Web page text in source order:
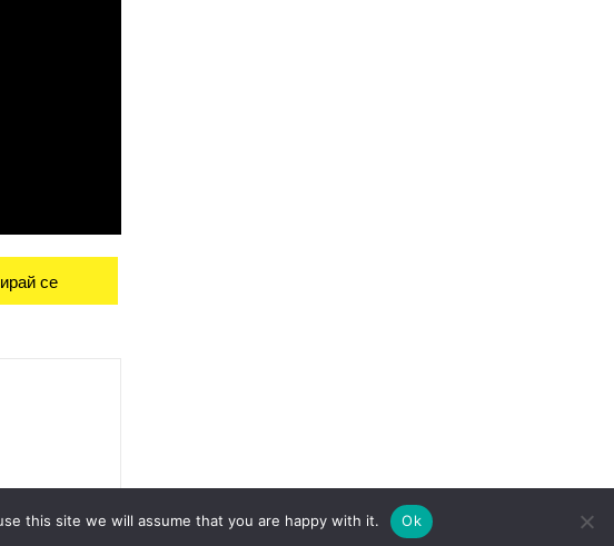
се
this site we will assume that you are happy with it. Ok